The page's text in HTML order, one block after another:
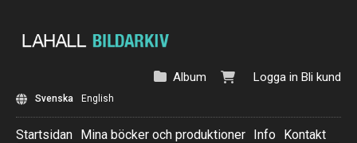
Logga in Bli kund
Album
Svenska English
Startsidan Mina böcker och produktioner Info Kontakt